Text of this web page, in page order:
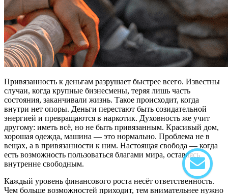
Привязанность к деньгам разрушает быстрее всего. Известны
случаи, когда крупные бизнесмены, теряя лишь часть
состояния, заканчивали жизнь. Такое происходит, когда
внутри нет опоры. Деньги перестают быть созидательной
энергией и превращаются в наркотик. Духовность же учит
другому: иметь всё, но не быть привязанным. Красивый дом,
хорошая одежда, машина — это нормально. Проблема не в
вещах, а в привязанности к ним. Настоящая свобода — когда
есть возможность пользоваться благами мира, оставаясь
внутренне свободным.
Каждый уровень финансового роста несёт ответственность.
Чем больше возможностей приходит, тем внимательнее нужно